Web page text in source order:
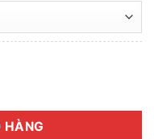
240.000₫
đến
HÀNG